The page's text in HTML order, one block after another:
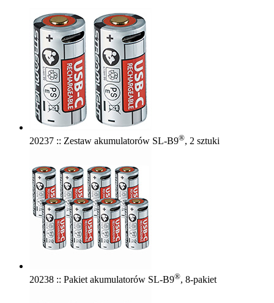
20237 :: Zestaw akumulatorów SL-B9®, 2 sztuki
20238 :: Pakiet akumulatorów SL-B9®, 8-pakiet